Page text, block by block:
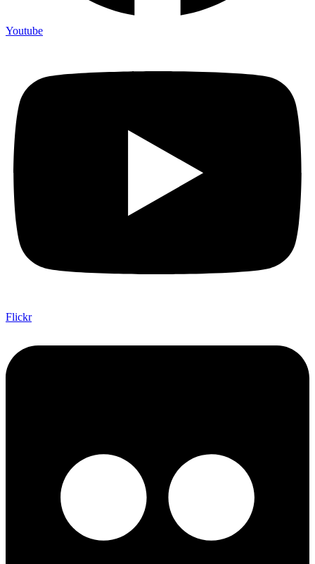
Youtube
Flickr